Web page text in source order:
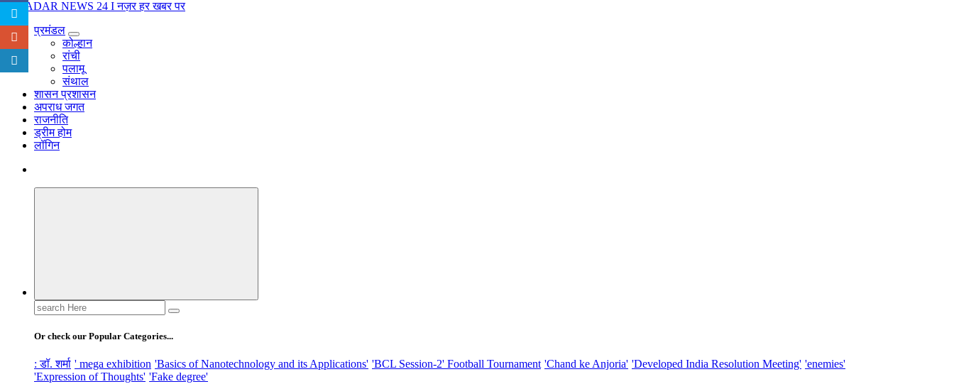
नज़र हर खबर पर
प्रमंडल
कोल्हान
रांची
पलामू
संथाल
शासन प्रशासन
अपराध जगत
राजनीति
ड्रीम होम
लॉगिन
Search
for:
Or check our Popular Categories...
: डॉ. शर्मा ' mega exhibition 'Basics of Nanotechnology and its Applications' 'BCL Session-2' Football Tournament 'Chand ke Anjoria' 'Developed India Resolution Meeting' 'enemies'
'Expression of Thoughts' 'Fake degree'